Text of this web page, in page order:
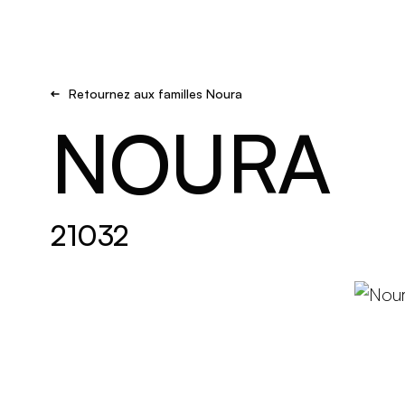
Retournez aux familles Noura
NOURA
21032